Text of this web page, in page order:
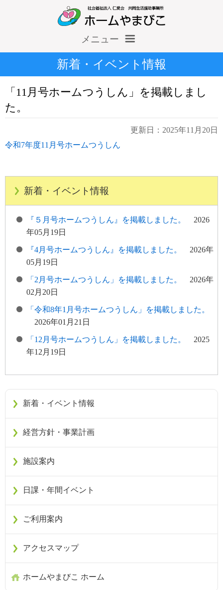
メニュー
ホーム
求人情報
新着・イベント情報
「11月号ホームつうしん」を掲載しまし
た。
更新日：2025年11月20日
令和7年度11月号ホームつうしん
新着・イベント情報
『５月号ホームつうしん』を掲載しました。
2026
年05月19日
『4月号ホームつうしん』を掲載しました。
2026年
05月19日
「2月号ホームつうしん」を掲載しました。
2026年
02月20日
「令和8年1月号ホームつうしん」を掲載しました。
2026年01月21日
「12月号ホームつうしん」を掲載しました。
2025
年12月19日
新着・イベント情報
経営方針・事業計画
施設案内
日課・年間イベント
ご利用案内
アクセスマップ
ホームやまびこ ホーム